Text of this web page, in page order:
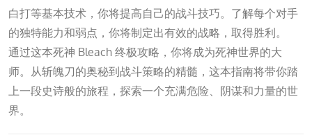
白打等基本技术，你将提高自己的战斗技巧。了解每个对手
的独特能力和弱点，你将制定出有效的战略，取得胜利。
通过这本死神 Bleach 终极攻略，你将成为死神世界的大
师。从斩魄刀的奥秘到战斗策略的精髓，这本指南将带你踏
上一段史诗般的旅程，探索一个充满危险、阴谋和力量的世
界。